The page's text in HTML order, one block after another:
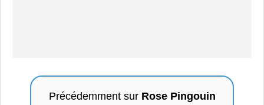
Précédemment sur Rose Pingouin